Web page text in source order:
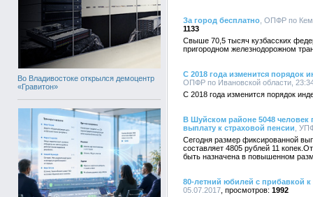
Во Владивостоке открылся демоцентр
«Гравитон»
За город бесплатно , ОПФР по
1133
Свыше 70,5 тысяч кузбасских
пригородном железнодорожном
С 2018 года изменится порядок
ОПФР по Ивановской области,
С 2018 года изменится порядок
В Шуйском районе 5048
выплату к страховой пенсии ,
Сегодня размер фиксированной
составляет 4805 рублей 11
быть назначена в повышенном
80-летний юбилей с прибавкой к
05.07.2017
1992